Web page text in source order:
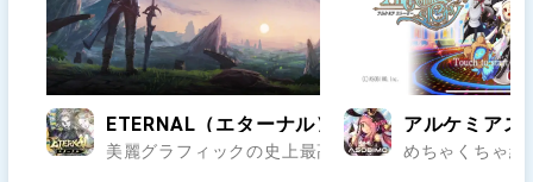
ETERNAL（エターナル）
美麗グラフィックの史上最高峰の国産MMORPG！遊
アルケミアス
めちゃくちゃ細